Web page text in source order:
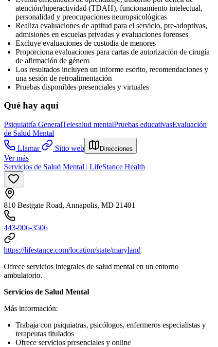
atención/hiperactividad (TDAH), funcionamiento intelectual,
personalidad y preocupaciones neuropsicológicas
Realiza evaluaciones de aptitud para el servicio, pre-adoptivas,
admisiones en escuelas privadas y evaluaciones forenses
Excluye evaluaciones de custodia de menores
Proporciona evaluaciones para cartas de autorización de cirugía
de afirmación de género
Los resultados incluyen un informe escrito, recomendaciones y
una sesión de retroalimentación
Pruebas disponibles presenciales y virtuales
Qué hay aquí
Psiquiatría GeneralTelesalud mentalPruebas educativasEvaluación
de Salud Mental
Llamar
Sitio web Direcciones
Ver más
Servicios de Salud Mental | LifeStance Health
810 Bestgate Road, Annapolis, MD 21401
443-906-3506
https://lifestance.com/location/state/maryland
Ofrece servicios integrales de salud mental en un entorno
ambulatorio.
Servicios de Salud Mental
Más información:
Trabaja con psiquiatras, psicólogos, enfermeros especialistas y
terapeutas titulados
Ofrece servicios presenciales y online